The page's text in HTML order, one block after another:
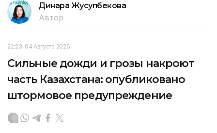
Динара Жусупбекова
Автор
22:23, 04 Августа 2026
Сильные дожди и грозы накроют
часть Казахстана: опубликовано
штормовое предупреждение